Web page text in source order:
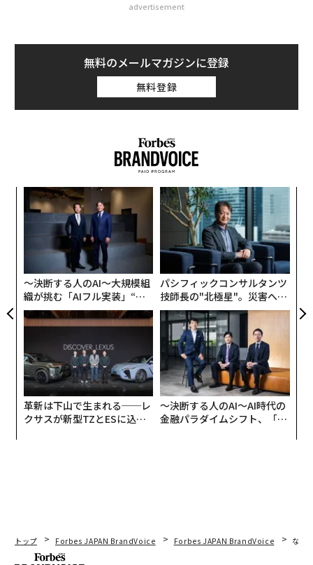
advertisement
無料のメールマガジンに登録
無料登録
〜決断する人のAI〜大規模組
織が挑む「AIフル実装」“使
う”企業から“動く”企業へ【N
TTドコモビジネス×PwC】
パシフィックコンサルタンツ
技師長の"北極星"。災害への
無力感を乗り越え見つけた、
防災一筋20年の答え
革新は下山で生まれる──レ
クサスが新型TZとESに込め
〜決断する人のAI〜AI時代の
金融パラダイムシフト、「超
トップ Forbes JAPAN BrandVoice Forbes JAPAN BrandVoice なぜ